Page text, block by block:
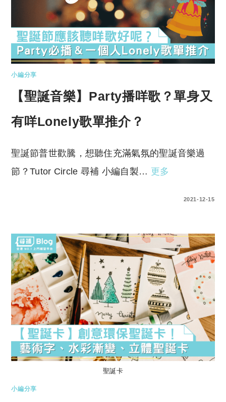
小編分享
【聖誕音樂】Party播咩歌？單身又
有咩Lonely歌單推介？
聖誕節普世歡騰，想聽住充滿氣氛的聖誕音樂過
節？Tutor Circle 尋補 小編自製… 更多
2021-12-15
聖誕卡
小編分享